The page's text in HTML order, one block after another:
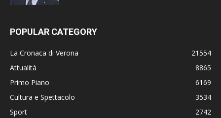
POPULAR CATEGORY
La Cronaca di Verona
21554
Attualità
8865
Primo Piano
6169
Cultura e Spettacolo
3534
Sport
2742